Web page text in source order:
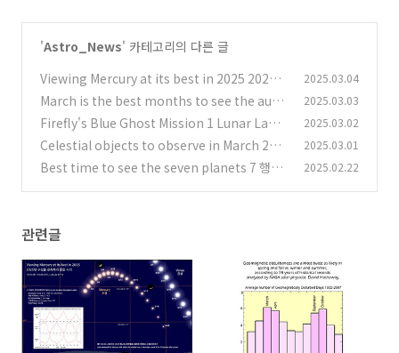
'Astro_News' 카테고리의 다른 글
Viewing Mercury at its best in 2025 2025년
수성을 관측하기 가장 좋은 시기
(0)
2025.03.04
March is the best months to see the auro
ra borealis, or Northern Lights 3월은 오로
라, 즉 북극광을 볼 수 있는 가장 좋은 달
(0)
2025.03.03
Firefly's Blue Ghost Mission 1 Lunar Landi
ng (Livestream) 파이어플라이의 블루 고스트
미션 1 달 착륙 (생중계)
2025.03.02
Celestial objects to observe in March 202
5 2025년 3월의 천체 관측 대상들 (0)
2025.03.01
Best time to see the seven planets 7 행성
2025.02.22
관련글